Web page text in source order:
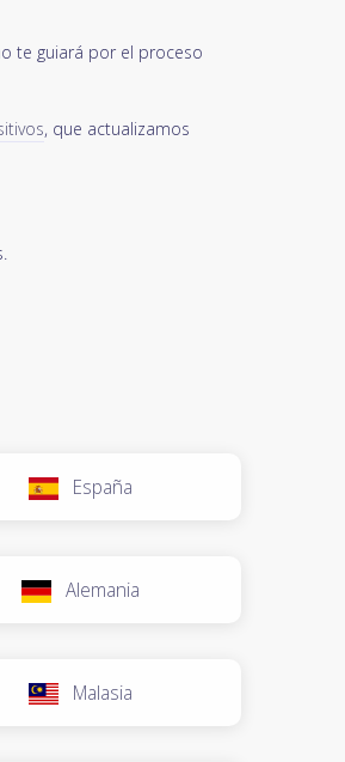
te guiará por el proceso
, que actualizamos
España
Alemania
Malasia